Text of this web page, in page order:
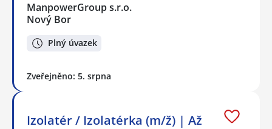
ManpowerGroup s.r.o.
Nový Bor
Plný úvazek
Zveřejněno: 5. srpna
Izolatér / Izolatérka (m/ž) | Až